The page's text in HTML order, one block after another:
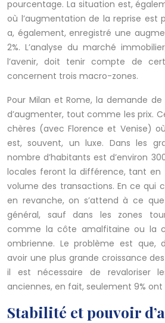
pourcentage. La situation est,
où l’augmentation de la reprise est
a, également, enregistré une
2%. L’analyse du marché
l’avenir, doit tenir compte de
concernent trois macro-zones.
Pour Milan et Rome, la demande
d’augmenter, tout comme les prix.
chères (avec Florence et Venise)
est, souvent, un luxe. Dans les
nombre d’habitants est d’environ
locales feront la différence, tant en
volume des transactions. En ce qui
en revanche, on s’attend à ce
général, sauf dans les zones
comme la côte amalfitaine ou la
ombrienne. Le problème est que,
avoir une plus grande croissance
il est nécessaire de revaloriser
anciennes, en fait, seulement 9% ont
Stabilité et pouvoir